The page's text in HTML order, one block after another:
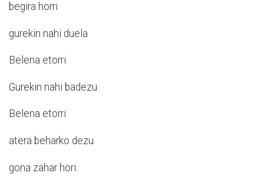
begira horri
gurekin nahi duela
Belena etorri.
Gurekin nahi badezu
Belena etorri
atera beharko dezu
gona zahar hori.